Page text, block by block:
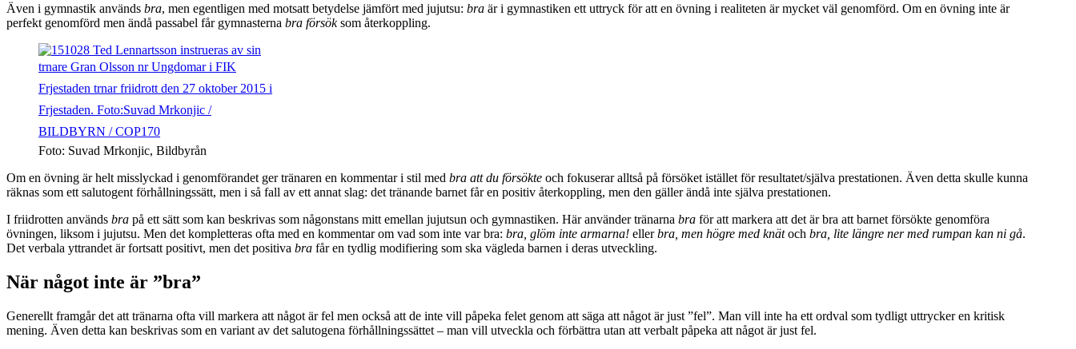
Även i gymnastik används bra, men egentligen med motsatt betydelse jämfört med jujutsu: bra är i gymnastiken ett uttryck för att en övning i realiteten är mycket väl genomförd. Om en övning inte är
perfekt genomförd men ändå passabel får gymnasterna bra försöksom återkoppling.
Foto: Suvad Mrkonjic, Bildbyrån
Om en övning är helt misslyckad i genomförandet ger tränaren en kommentar i stil med bra att du försökte och fokuserar alltså på försöket istället för resultatet/själva prestationen. Även detta skulle kunna
räknas som ett salutogent förhållningssätt, men i så fall av ett annat slag: det tränande barnet får en positiv återkoppling, men den gäller ändå inte själva prestationen.
I friidrotten används bra på ett sätt som kan beskrivas som någonstans mitt emellan jujutsun och gymnastiken. Här använder tränarna bra för att markera att det är bra att barnet försökte genomföra
övningen, liksom i jujutsu. Men det kompletteras ofta med en kommentar om vad som inte var bra: bra, glöm inte armarna! ellerbra, men högre med knätoch bra, lite längre ner med rumpan kan ni gå.
Det verbala yttrandet är fortsatt positivt, men det positiva bra får en tydlig modifiering som ska vägleda barnen i deras utveckling.
När något inte är ”bra”
Generellt framgår det att tränarna ofta vill markera att något är fel men också att de inte vill påpeka felet genom att säga att något är just ”fel”. Man vill inte ha ett ordval som tydligt uttrycker en kritisk
mening. Även detta kan beskrivas som en variant av det salutogena förhållningssättet – man vill utveckla och förbättra utan att verbalt påpeka att något är just fel.